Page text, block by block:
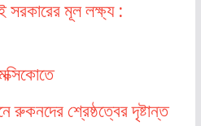
সরকারের মূল লক্ষ্য :
রুকনদের শ্রেষ্ঠত্বের দৃষ্টান্ত